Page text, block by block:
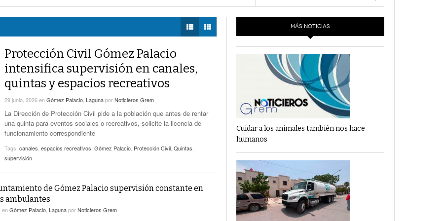
Zaragoza- hace 17 horas -
Por Falta De Agua, Vecinos De Villa Zaragoza
Bloquearon Mieleras - hace 17 horas -
Anuncian Nuevo Pozo De Agua Potable Para
Torreón - hace 20 horas -
TWEETS AND
ESTÉREO GALLITO
Financiamiento’ Por PC29
‘La Laguna: Bomba De Tiempo Por Falta De
Planeación’ Por PC29 - 17 mayo, 2021
‘Las Corrupciones, Sus Formas Y Efectos’ Por
PC29
- 7 mayo, 2021
su lugar en Playoffs- hace 1 hora -
Casa Blanca- hace 1 hora -
Zaragoza de Torreón
Protección Civil Gómez Palacio
intensifica supervisión en canales,
quintas y espacios recreativos
29 junio, 2026enGómez Palacio LagunaporNoticieros Grem
La Dirección de Protección Civil pide a la población que antes de rentar
una quinta para eventos sociales o recreativos, solicite la licencia de
funcionamiento correspondiente
Tags: canales espacios recreativos Gómez Palacio Protección Civil Quintas
supervisión
de Gómez Palacio supervisión constante en
ambulantes
enGómez Palacio LagunaporNoticieros Grem
MÁS NOTICIAS
Cuidar a los animales también nos hace
humanos